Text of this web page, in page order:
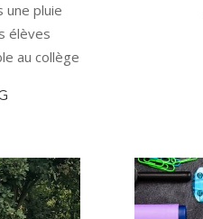
une pluie
élèves
au collège